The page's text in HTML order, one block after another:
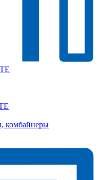
комбайнеры